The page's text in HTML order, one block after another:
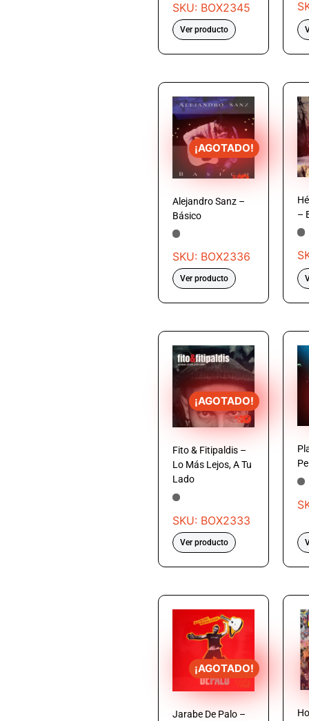
SKU: BOX2345
Ver producto
¡AGOTADO!
Alejandro Sanz –
Básico
SKU: BOX2336
Ver producto
–
¡AGOTADO!
Fito & Fitipaldis –
Lo Más Lejos, A Tu
Lado
SKU: BOX2333
Ver producto
¡AGOTADO!
Jarabe De Palo –